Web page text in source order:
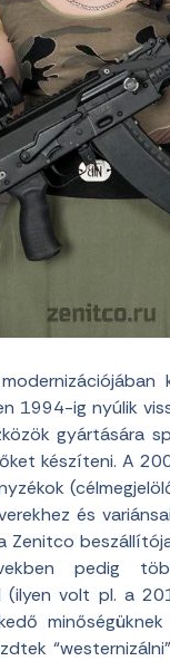
1994-ig nyúlik
gyártására
készíteni. A
és
pedig több
(ilyen volt pl. a